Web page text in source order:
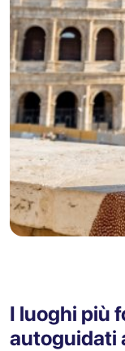
I luoghi più
autoguidati